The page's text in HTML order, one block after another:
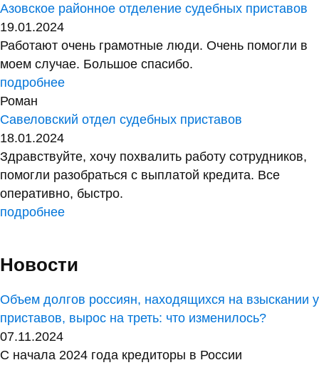
Азовское районное отделение судебных приставов
19.01.2024
Работают очень грамотные люди. Очень помогли в
моем случае. Большое спасибо.
подробнее
Роман
Савеловский отдел судебных приставов
18.01.2024
Здравствуйте, хочу похвалить работу сотрудников,
помогли разобраться с выплатой кредита. Все
оперативно, быстро.
подробнее
Новости
Объем долгов россиян, находящихся на взыскании у
приставов, вырос на треть: что изменилось?
07.11.2024
С начала 2024 года кредиторы в России